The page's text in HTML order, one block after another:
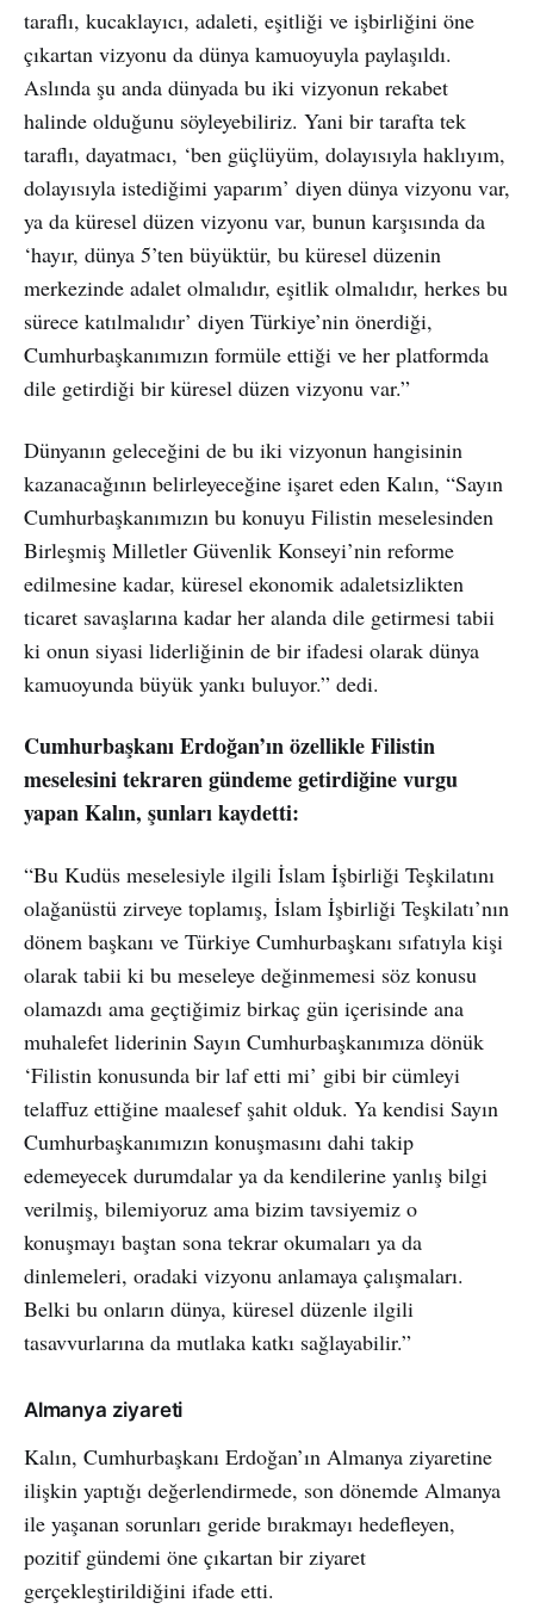
taraflı, kucaklayıcı, adaleti, eşitliği ve işbirliğini öne
çıkartan vizyonu da dünya kamuoyuyla paylaşıldı.
Aslında şu anda dünyada bu iki vizyonun rekabet
halinde olduğunu söyleyebiliriz. Yani bir tarafta tek
taraflı, dayatmacı, ‘ben güçlüyüm, dolayısıyla haklıyım,
dolayısıyla istediğimi yaparım’ diyen dünya vizyonu var,
ya da küresel düzen vizyonu var, bunun karşısında da
‘hayır, dünya 5’ten büyüktür, bu küresel düzenin
merkezinde adalet olmalıdır, eşitlik olmalıdır, herkes bu
sürece katılmalıdır’ diyen Türkiye’nin önerdiği,
Cumhurbaşkanımızın formüle ettiği ve her platformda
dile getirdiği bir küresel düzen vizyonu var.”
Dünyanın geleceğini de bu iki vizyonun hangisinin
kazanacağının belirleyeceğine işaret eden Kalın, “Sayın
Cumhurbaşkanımızın bu konuyu Filistin meselesinden
Birleşmiş Milletler Güvenlik Konseyi’nin reforme
edilmesine kadar, küresel ekonomik adaletsizlikten
ticaret savaşlarına kadar her alanda dile getirmesi tabii
ki onun siyasi liderliğinin de bir ifadesi olarak dünya
kamuoyunda büyük yankı buluyor.” dedi.
Cumhurbaşkanı Erdoğan’ın özellikle Filistin
meselesini tekraren gündeme getirdiğine vurgu
yapan Kalın, şunları kaydetti:
“Bu Kudüs meselesiyle ilgili İslam İşbirliği Teşkilatını
olağanüstü zirveye toplamış, İslam İşbirliği Teşkilatı’nın
dönem başkanı ve Türkiye Cumhurbaşkanı sıfatıyla kişi
olarak tabii ki bu meseleye değinmemesi söz konusu
olamazdı ama geçtiğimiz birkaç gün içerisinde ana
muhalefet liderinin Sayın Cumhurbaşkanımıza dönük
‘Filistin konusunda bir laf etti mi’ gibi bir cümleyi
telaffuz ettiğine maalesef şahit olduk. Ya kendisi Sayın
Cumhurbaşkanımızın konuşmasını dahi takip
edemeyecek durumdalar ya da kendilerine yanlış bilgi
verilmiş, bilemiyoruz ama bizim tavsiyemiz o
konuşmayı baştan sona tekrar okumaları ya da
dinlemeleri, oradaki vizyonu anlamaya çalışmaları.
Belki bu onların dünya, küresel düzenle ilgili
tasavvurlarına da mutlaka katkı sağlayabilir.”
Almanya ziyareti
Kalın, Cumhurbaşkanı Erdoğan’ın Almanya ziyaretine
ilişkin yaptığı değerlendirmede, son dönemde Almanya
ile yaşanan sorunları geride bırakmayı hedefleyen,
pozitif gündemi öne çıkartan bir ziyaret
gerçekleştirildiğini ifade etti.